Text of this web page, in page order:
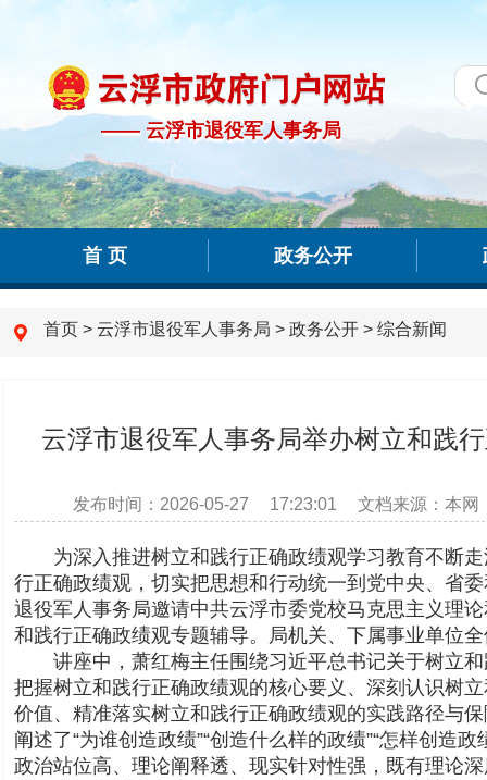
—— 云浮市退役军人事务局
—— 云浮市退役军人事务局
首 页 政务公开
首页 > 云浮市退役军人事务局 > 政务公开 > 综合新闻
云浮市退役军人事务局举办树立和践
发布时间：2026-05-27 17:23:01 文档来源：本
为深入推进树立和践行正确政绩观学习教育不断走
行正确政绩观，切实把思想和行动统一到党中央、省
退役军人事务局邀请中共云浮市委党校马克思主义理
和践行正确政绩观专题辅导。局机关、下属事业单位
讲座中，萧红梅主任围绕习近平总书记关于树立和
把握树立和践行正确政绩观的核心要义、深刻认识树
价值、精准落实树立和践行正确政绩观的实践路径与
阐述了“为谁创造政绩”“创造什么样的政绩”“怎样创造
政治站位高、理论阐释透、现实针对性强，既有理论